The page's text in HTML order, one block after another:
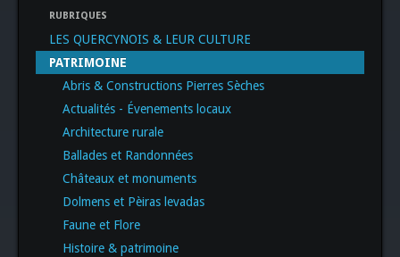
RUBRIQUES
LES QUERCYNOIS & LEUR CULTURE
PATRIMOINE
Abris & Constructions Pierres Sèches
Actualités - Évenements locaux
Architecture rurale
Ballades et Randonnées
Châteaux et monuments
Dolmens et Pèiras levadas
Faune et Flore
Histoire & patrimoine